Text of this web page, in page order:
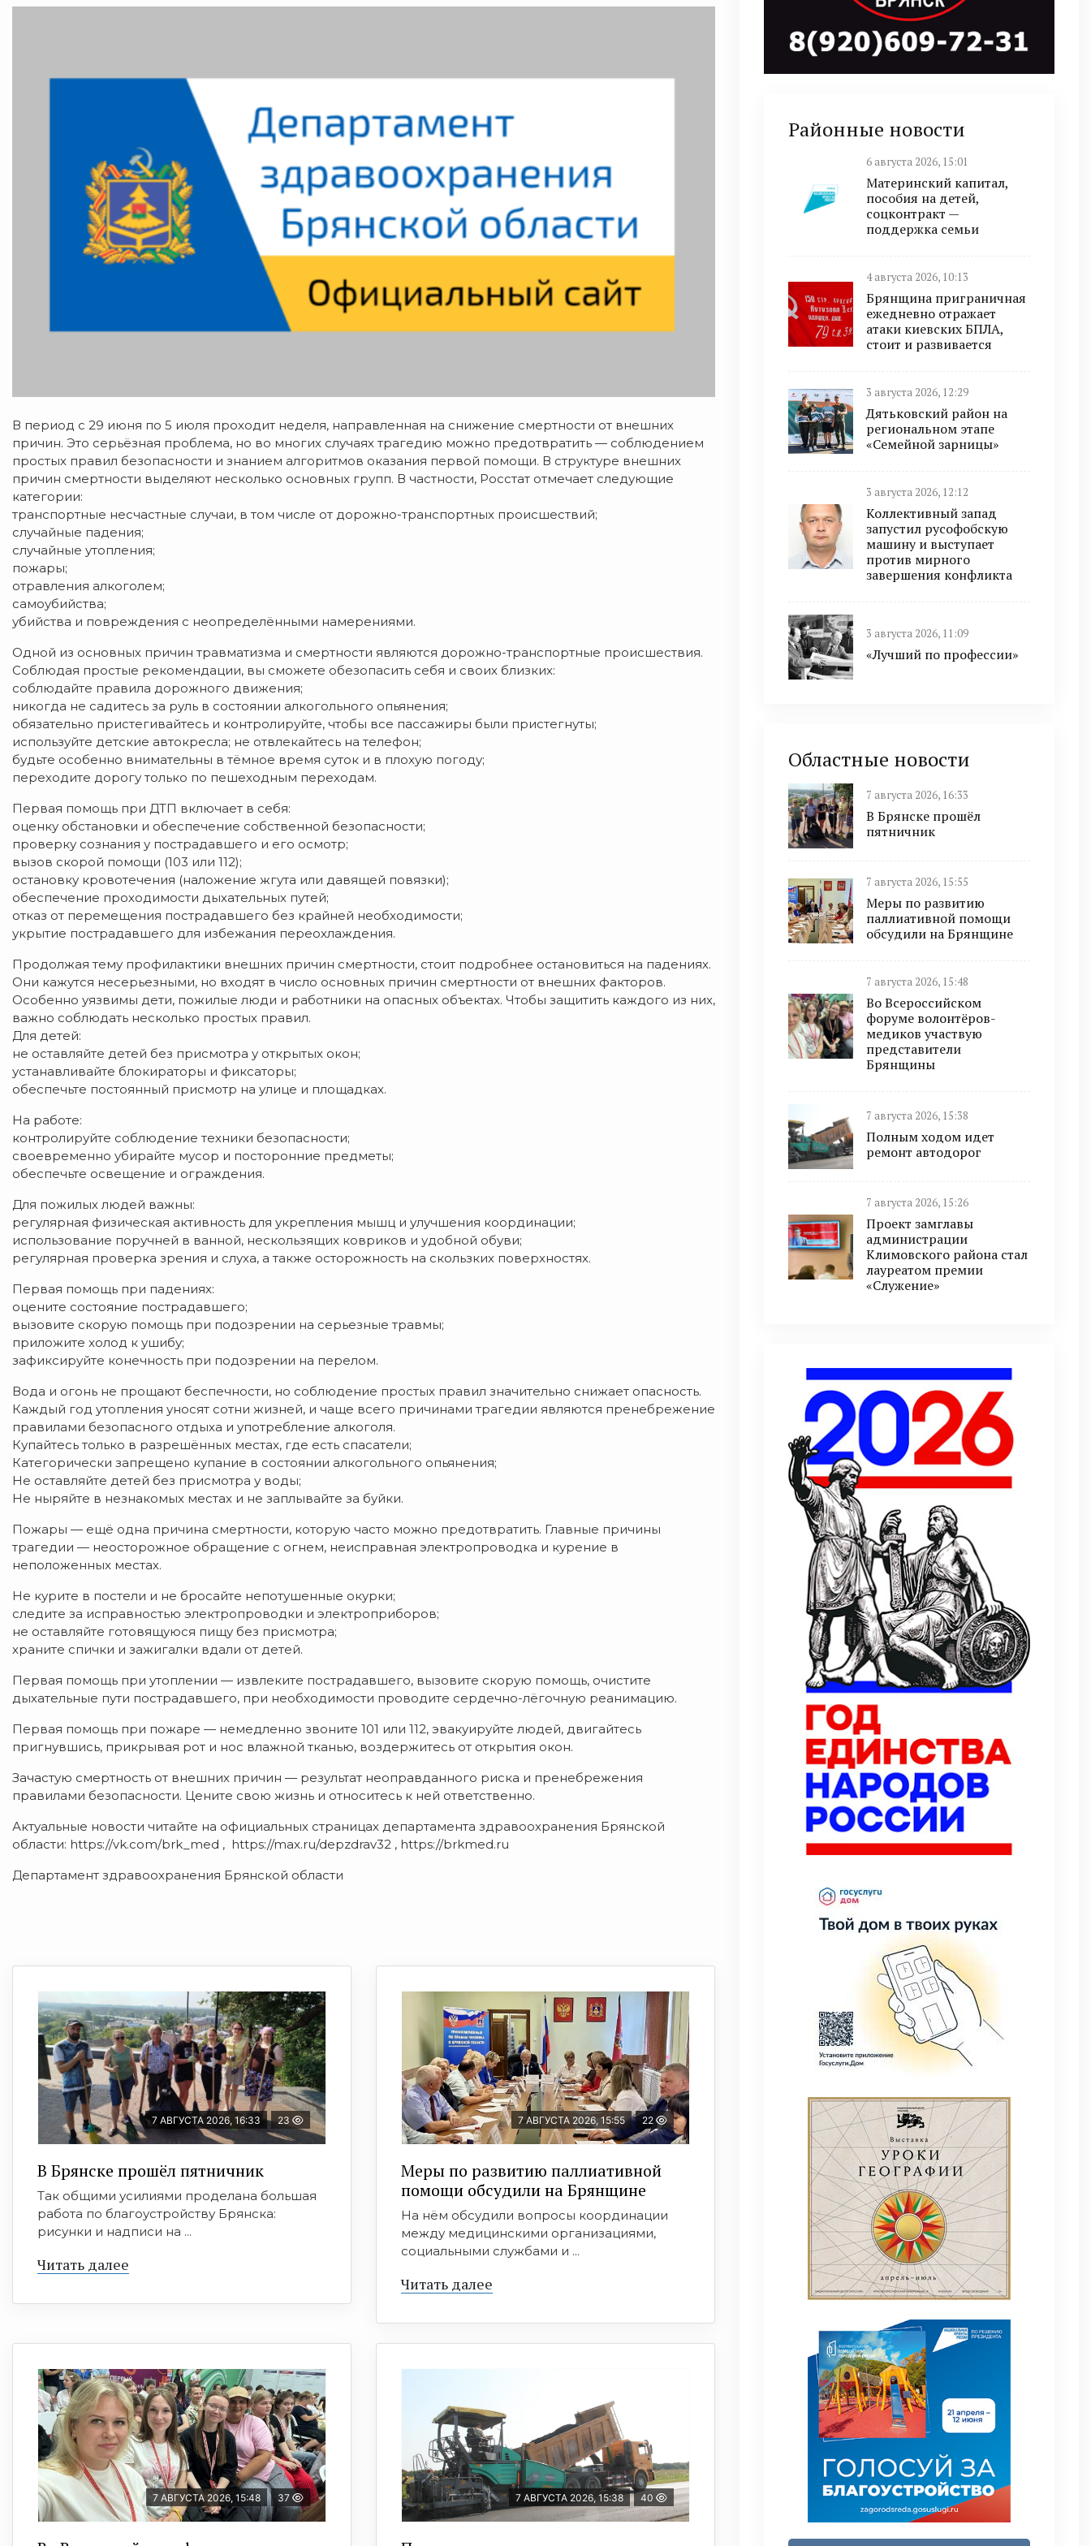
В период с 29 июня по 5 июля проходит неделя, направленная на снижение смертности от внешних
причин. Это серьёзная проблема, но во многих случаях трагедию можно предотвратить — соблюдением
простых правил безопасности и знанием алгоритмов оказания первой помощи. В структуре внешних
причин смертности выделяют несколько основных групп. В частности, Росстат отмечает следующие
категории:
транспортные несчастные случаи, в том числе от дорожно-транспортных происшествий;
случайные падения;
случайные утопления;
пожары;
отравления алкоголем;
самоубийства;
убийства и повреждения с неопределёнными намерениями.
Одной из основных причин травматизма и смертности являются дорожно-транспортные происшествия.
Соблюдая простые рекомендации, вы сможете обезопасить себя и своих близких:
соблюдайте правила дорожного движения;
никогда не садитесь за руль в состоянии алкогольного опьянения;
обязательно пристегивайтесь и контролируйте, чтобы все пассажиры были пристегнуты;
используйте детские автокресла; не отвлекайтесь на телефон;
будьте особенно внимательны в тёмное время суток и в плохую погоду;
переходите дорогу только по пешеходным переходам.
Первая помощь при ДТП включает в себя:
оценку обстановки и обеспечение собственной безопасности;
проверку сознания у пострадавшего и его осмотр;
вызов скорой помощи (103 или 112);
остановку кровотечения (наложение жгута или давящей повязки);
обеспечение проходимости дыхательных путей;
отказ от перемещения пострадавшего без крайней необходимости;
укрытие пострадавшего для избежания переохлаждения.
Продолжая тему профилактики внешних причин смертности, стоит подробнее остановиться на падениях.
Они кажутся несерьезными, но входят в число основных причин смертности от внешних факторов.
Особенно уязвимы дети, пожилые люди и работники на опасных объектах. Чтобы защитить каждого из них,
важно соблюдать несколько простых правил.
Для детей:
не оставляйте детей без присмотра у открытых окон;
устанавливайте блокираторы и фиксаторы;
обеспечьте постоянный присмотр на улице и площадках.
На работе:
контролируйте соблюдение техники безопасности;
своевременно убирайте мусор и посторонние предметы;
обеспечьте освещение и ограждения.
Для пожилых людей важны:
регулярная физическая активность для укрепления мышц и улучшения координации;
использование поручней в ванной, нескользящих ковриков и удобной обуви;
регулярная проверка зрения и слуха, а также осторожность на скользких поверхностях.
Первая помощь при падениях:
оцените состояние пострадавшего;
вызовите скорую помощь при подозрении на серьезные травмы;
приложите холод к ушибу;
зафиксируйте конечность при подозрении на перелом.
Вода и огонь не прощают беспечности, но соблюдение простых правил значительно снижает опасность.
Каждый год утопления уносят сотни жизней, и чаще всего причинами трагедии являются пренебрежение
правилами безопасного отдыха и употребление алкоголя.
Купайтесь только в разрешённых местах, где есть спасатели;
Категорически запрещено купание в состоянии алкогольного опьянения;
Не оставляйте детей без присмотра у воды;
Не ныряйте в незнакомых местах и не заплывайте за буйки.
Пожары — ещё одна причина смертности, которую часто можно предотвратить. Главные причины
трагедии — неосторожное обращение с огнем, неисправная электропроводка и курение в
неположенных местах.
Не курите в постели и не бросайте непотушенные окурки;
следите за исправностью электропроводки и электроприборов;
не оставляйте готовящуюся пищу без присмотра;
храните спички и зажигалки вдали от детей.
Первая помощь при утоплении — извлеките пострадавшего, вызовите скорую помощь, очистите
дыхательные пути пострадавшего, при необходимости проводите сердечно-лёгочную реанимацию.
Первая помощь при пожаре — немедленно звоните 101 или 112, эвакуируйте людей, двигайтесь
пригнувшись, прикрывая рот и нос влажной тканью, воздержитесь от открытия окон.
Зачастую смертность от внешних причин — результат неоправданного риска и пренебрежения
правилами безопасности. Цените свою жизнь и относитесь к ней ответственно.
Актуальные новости читайте на официальных страницах департамента здравоохранения Брянской
области: https://vk.com/brk_med , https://max.ru/depzdrav32 , https://brkmed.ru
Департамент здравоохранения Брянской области
7 АВГУСТА 2026, 16:33 23
В Брянске прошёл пятничник
Так общими усилиями проделана большая
работа по благоустройству Брянска:
рисунки и надписи на ...
Читать далее
7 АВГУСТА 2026, 15:55 22
Меры по развитию паллиативной
помощи обсудили на Брянщине
На нём обсудили вопросы координации
между медицинскими организациями,
социальными службами и ...
Читать далее
7 АВГУСТА 2026, 15:48 37 7 АВГУСТА 2026, 15:38 40
Районные новости
6 августа 2026, 15:01
Материнский капитал,
пособия на детей,
соцконтракт —
поддержка семьи
4 августа 2026, 10:13
Брянщина приграничная
ежедневно отражает
атаки киевских БПЛА,
стоит и развивается
3 августа 2026, 12:29
Дятьковский район на
региональном этапе
«Семейной зарницы»
3 августа 2026, 12:12
Коллективный запад
запустил русофобскую
машину и выступает
против мирного
завершения конфликта
3 августа 2026, 11:09
«Лучший по профессии»
Областные новости
7 августа 2026, 16:33
В Брянске прошёл
пятничник
7 августа 2026, 15:55
Меры по развитию
паллиативной помощи
обсудили на Брянщине
7 августа 2026, 15:48
Во Всероссийском
форуме волонтёров-
медиков участвую
представители
Брянщины
7 августа 2026, 15:38
Полным ходом идет
ремонт автодорог
7 августа 2026, 15:26
Проект замглавы
администрации
Климовского района стал
лауреатом премии
«Служение»